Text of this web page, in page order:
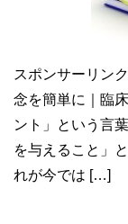
スポンサーリン
念を簡単に｜臨
ント」という言
を与えること」
れが今では […]